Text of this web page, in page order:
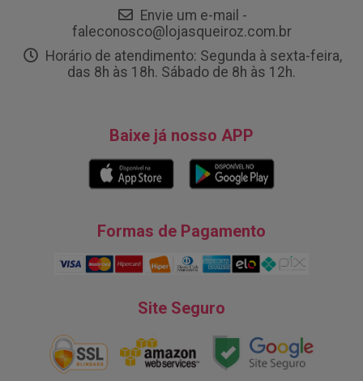
Envie um e-mail -
faleconosco@lojasqueiroz.com.br
Horário de atendimento: Segunda à sexta-feira,
das 8h às 18h. Sábado de 8h às 12h.
Baixe já nosso APP
Formas de Pagamento
Site Seguro